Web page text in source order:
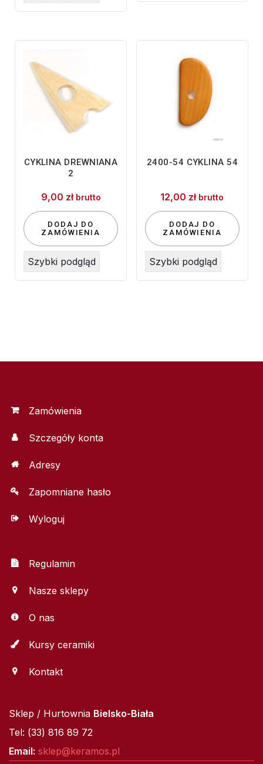
CYKLINA DREWNIANA
2
9,00 zł brutto
DODAJ DO
ZAMÓWIENIA
Szybki podgląd
2400-54 CYKLINA 54
12,00 zł brutto
DODAJ DO
ZAMÓWIENIA
Szybki podgląd
Zamówienia
Szczegóły konta
Adresy
Zapomniane hasło
Wyloguj
Regulamin
Nasze sklepy
O nas
Kursy ceramiki
Kontakt
Sklep / Hurtownia Bielsko-Biała
Tel: (33) 816 89 72
Email: sklep@keramos.pl